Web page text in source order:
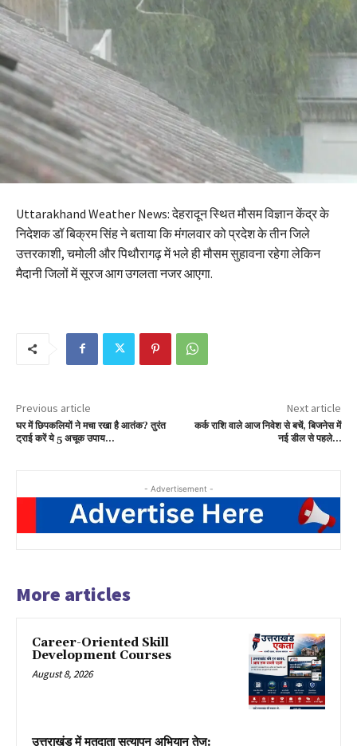
Uttarakhand Weather News: देहरादून स्थित मौसम विज्ञान केंद्र के
निदेशक डॉ बिक्रम सिंह ने बताया कि मंगलवार को प्रदेश के तीन जिले
उत्तरकाशी, चमोली और पिथौरागढ़ में भले ही मौसम सुहावना रहेगा लेकिन
मैदानी जिलों में सूरज आग उगलता नजर आएगा.
Previous article
घर में छिपकलियों ने मचा रखा है आतंक? तुरंत
ट्राई करें ये 5 अचूक उपाय…
Next article
कर्क राशि वाले आज निवेश से बचें, बिजनेस में
नई डील से पहले…
- Advertisement -
More articles
Career-Oriented Skill
Development Courses
August 8, 2026
उत्तराखंड में मतदाता सत्यापन अभियान तेज: